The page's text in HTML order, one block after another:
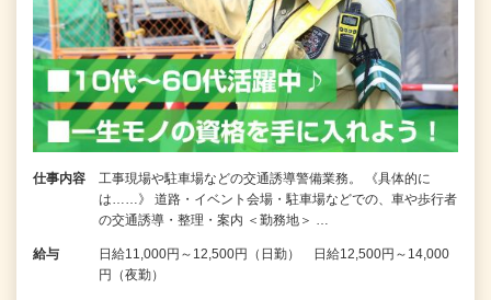
仕事内容
工事現場や駐車場などの交通誘導警備業務。 《具体的に
は……》 道路・イベント会場・駐車場などでの、車や歩行者
の交通誘導・整理・案内 ＜勤務地＞ …
給与
日給11,000円～12,500円（日勤） 日給12,500円～14,000
円（夜勤）